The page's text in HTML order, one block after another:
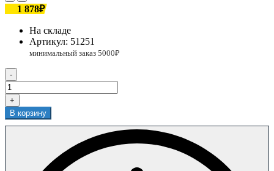
1 878₽
На складе
Артикул: 51251
-
+
В корзину